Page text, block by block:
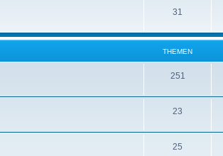
31
THEMEN
251
23
25